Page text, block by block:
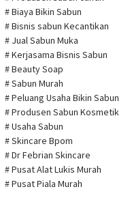
# Biaya Bikin Sabun
# Bisnis sabun Kecantikan
# Jual Sabun Muka
# Kerjasama Bisnis Sabun
# Beauty Soap
# Sabun Murah
# Peluang Usaha Bikin Sabun
# Produsen Sabun Kosmetik
# Usaha Sabun
# Skincare Bpom
# Dr Febrian Skincare
# Pusat Alat Lukis Murah
# Pusat Piala Murah